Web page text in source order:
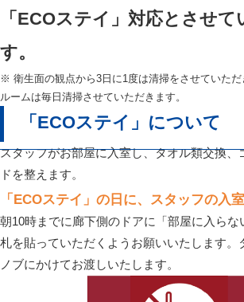
「ECOステイ」対応とさせて
す。
※ 衛生面の観点から3日に1度は清掃をさせていた
ルームは毎日清掃させていただきます。
「ECOステイ」について
スタッフがお部屋に入室し、タオル類交換、
ドを整えます。
「ECOステイ」の日に、スタッフの入
朝10時までに廊下側のドアに「部屋に入らな
札を貼っていただくようお願いいたします。
ノブにかけてお渡しいたします。